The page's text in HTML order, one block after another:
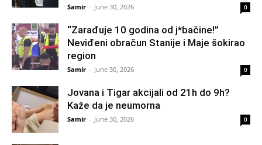
Samir - June 30, 2026 0
“Zarađuje 10 godina od j*bačine!”
Neviđeni obračun Stanije i Maje šokirao
region
Samir - June 30, 2026 0
Jovana i Tigar akcijali od 21h do 9h?
Kaže da je neumorna
Samir - June 30, 2026 0